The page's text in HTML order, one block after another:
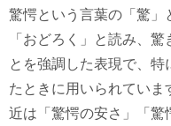
驚愕という言葉の「驚」
「おどろく」と読み、
とを強調した表現で、
たときに用いられていま
近は「驚愕の安さ」「驚